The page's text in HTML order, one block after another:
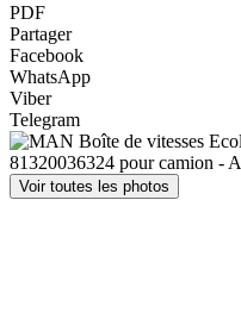
PDF
Partager
Facebook
WhatsApp
Viber
Telegram
Voir toutes les photos